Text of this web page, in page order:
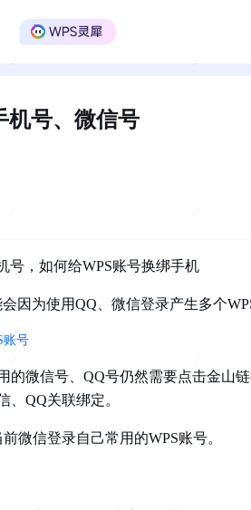
机号、微信号
号，如何给WPS账号换绑手机
因为使用QQ、微信登录产生多个
账号
的微信号、QQ号仍然需要点击金山
、QQ关联绑定。
微信登录自己常用的WPS账号。